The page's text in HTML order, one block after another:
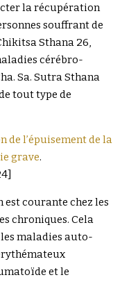
la récupération
souffrant de
Sthana 26,
cérébro-
Sa. Sutra Sthana
tout type de
de l’épuisement de la
grave.
est courante chez les
chroniques. Cela
maladies auto-
et le